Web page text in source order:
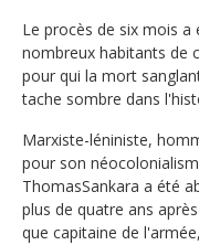
Le procès de six mois a
nombreux habitants de
pour qui la mort
tache sombre dans
Marxiste-léniniste,
pour son
ThomasSankara a été
plus de quatre ans
que capitaine de